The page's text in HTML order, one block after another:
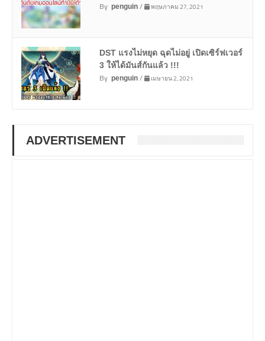
By penguin/ พฤษภาคม 27, 2021
DST แรงไม่หยุด ฉุดไม่อยู่ เปิดเซิร์ฟเวอร์
3 ให้ได้มันส์กันแล้ว !!!
By penguin/ เมษายน 2, 2021
ADVERTISEMENT